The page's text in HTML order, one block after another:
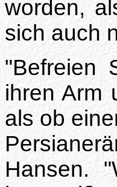
worden,
sich auch
"Befreien
ihren Arm
als ob
Hansen.